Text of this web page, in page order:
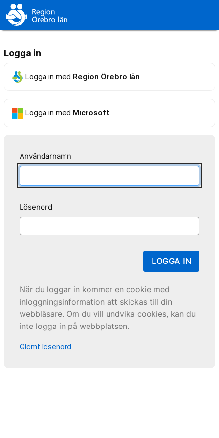
Logga in
Logga in med Region Örebro län
Logga in med Microsoft
Användarnamn
Lösenord
LOGGA IN
När du loggar in kommer en cookie med
inloggningsinformation att skickas till din
webbläsare. Om du vill undvika cookies, kan du
inte logga in på webbplatsen.
Glömt lösenord